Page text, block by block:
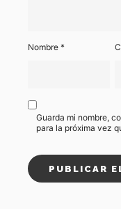
Nombre *
Guarda mi nombre,
para la próxima vez